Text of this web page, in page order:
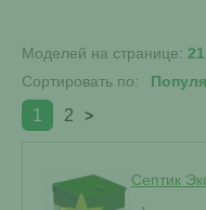
Моделей на странице: 21
Сортировать по:
1 2 >
Септик